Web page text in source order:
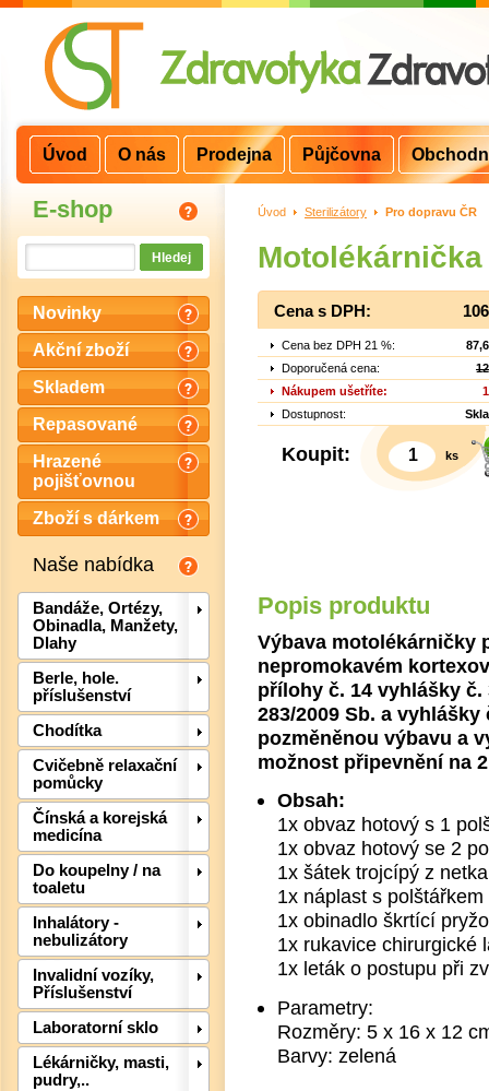
E-shop
Novinky
Akční zboží
Skladem
Repasované
Hrazené
pojišťovnou
Zboží s dárkem
Naše nabídka
Bandáže, Ortézy,
Obinadla, Manžety,
Dlahy
Berle, hole.
příslušenství
Chodítka
Cvičebně relaxační
pomůcky
Čínská a korejská
medicína
Do koupelny / na
toaletu
Inhalátory -
nebulizátory
Invalidní vozíky,
Příslušenství
Laboratorní sklo
Lékárničky, masti,
pudry,..
Úvod > Sterilizátory > Pro dopravu ČR
Cena s DPH:
Cena bez DPH 21 %:
Doporučená cena:
Nákupem ušetříte:
Dostupnost:
Koupit: ks
Popis produktu
Výbava motolékárničky
nepromokavém
přílohy č. 14 vyhlášky č.
283/2009 Sb. a
pozměněnou výbavu a
možnost připevnění na
Obsah:
1x obvaz hotový s 1
1x obvaz hotový se 2
1x šátek trojcípý z
1x náplast s
1x obinadlo škrtící
1x rukavice chirurgické
1x leták o postupu při
Parametry:
Rozměry: 5 x 16 x 12
Barvy: zelená
Úvod O nás Prodejna Půjčovna